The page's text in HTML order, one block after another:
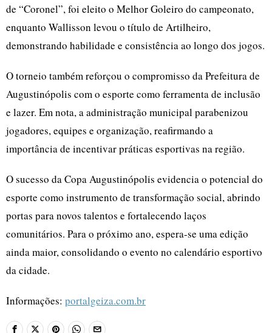
de “Coronel”, foi eleito o Melhor Goleiro do campeonato,
enquanto Wallisson levou o título de Artilheiro,
demonstrando habilidade e consistência ao longo dos jogos.
O torneio também reforçou o compromisso da Prefeitura de
Augustinópolis com o esporte como ferramenta de inclusão
e lazer. Em nota, a administração municipal parabenizou
jogadores, equipes e organização, reafirmando a
importância de incentivar práticas esportivas na região.
O sucesso da Copa Augustinópolis evidencia o potencial do
esporte como instrumento de transformação social, abrindo
portas para novos talentos e fortalecendo laços
comunitários. Para o próximo ano, espera-se uma edição
ainda maior, consolidando o evento no calendário esportivo
da cidade.
Informações: portalgeiza.com.br